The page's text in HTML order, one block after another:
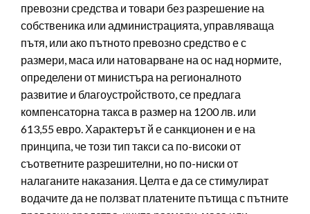
превозни средства и товари без разрешение на
собственика или администрацията, управляваща
пътя, или ако пътното превозно средство е с
размери, маса или натоварване на ос над нормите,
определени от министъра на регионалното
развитие и благоустройството, се предлага
компенсаторна такса в размер на 1200 лв. или
613,55 евро. Характерът й е санкционен и е на
принципа, че този тип такси са по-високи от
съответните разрешителни, но по-ниски от
налаганите наказания. Целта е да се стимулират
водачите да не ползват платените пътища с пътните